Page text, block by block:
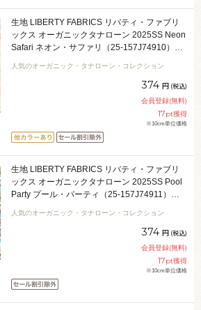
生地 LIBERTY FABRICS リバティ・ファブリ
ックス オーガニックタナローン 2025SS Neon
Safari ネオン・サファリ（25-157J74910）
人気のオーガニック・タナローン・コレクション
374 円 (税込)
会員登録(無料)
17pt獲得
※10cm単位価格
生地 LIBERTY FABRICS リバティ・ファブリ
ックス オーガニックタナローン 2025SS Pool
Party プール・パーティ（25-157J74911）
人気のオーガニック・タナローン・コレクション
374 円 (税込)
会員登録(無料)
17pt獲得
※10cm単位価格